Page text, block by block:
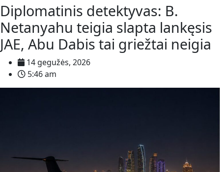
Diplomatinis detektyvas: B.
Netanyahu teigia slapta lankęsis
JAE, Abu Dabis tai griežtai neigia
14 gegužės, 2026
5:46 am